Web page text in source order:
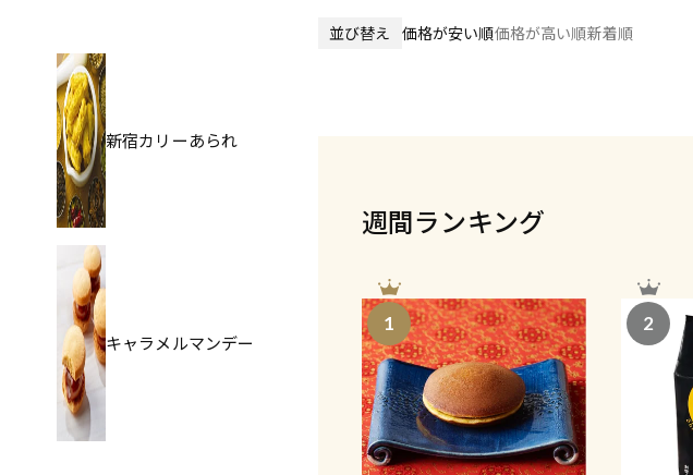
新宿カリーあられ
キャラメルマンデー
並び替え 価格が安い順価格が高い順新着順
週間ランキング
1 2